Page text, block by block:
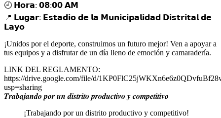
🕘 𝗛𝗼𝗿𝗮: 𝟬𝟴:𝟬𝟬 𝗔𝗠
📍 𝗟𝘂𝗴𝗮𝗿: 𝗘𝘀𝘁𝗮𝗱𝗶𝗼 𝗱𝗲 𝗹𝗮 𝗠𝘂𝗻𝗶𝗰𝗶𝗽𝗮𝗹𝗶𝗱𝗮𝗱 𝗗𝗶𝘀𝘁𝗿𝗶𝘁𝗮𝗹 𝗱𝗲
𝗟𝗮𝘆𝗼
¡Unidos por el deporte, construimos un futuro mejor! Ven a apoyar a
tus equipos y a disfrutar de un día lleno de emoción y camaradería.
LINK DEL REGLAMENTO:
https://drive.google.com/file/d/
usp=sharing
𝑻𝒓𝒂𝒃𝒂𝒋𝒂𝒏𝒅𝒐 𝒑𝒐𝒓 𝒖𝒏 𝒅𝒊𝒔𝒕𝒓𝒊𝒕𝒐 𝒑𝒓𝒐𝒅𝒖𝒄𝒕𝒊𝒗𝒐 𝒚 𝒄𝒐𝒎𝒑𝒆𝒕𝒊𝒕𝒊𝒗𝒐
¡Trabajando por un distrito productivo y competitivo!